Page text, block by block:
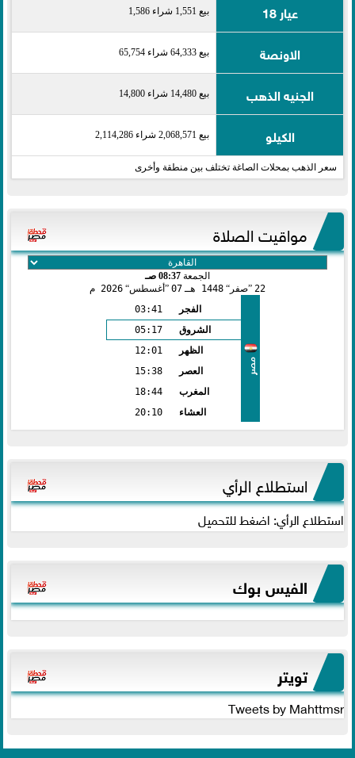
عيار 18 بيع 1,551 شراء 1,586
الاونصة بيع 64,333 شراء 65,754
الجنيه الذهب بيع 14,480 شراء 14,800
الكيلو بيع 2,068,571 شراء 2,114,286
سعر الذهب بمحلات الصاغة تختلف بين منطقة وأخرى
مواقيت الصلاة
الجمعة 08:37 صـ
22 صفر 1448 هـ 07 أغسطس 2026 م
مصر
الفجر
03:41
الشروق
05:17
الظهر
12:01
العصر
15:38
المغرب
18:44
العشاء
20:10
استطلاع الرأي
استطلاع الرأي: اضغط للتحميل
الفيس بوك
تويتر
Tweets by Mahttmsr